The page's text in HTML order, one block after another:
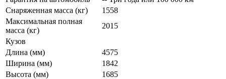
Снаряженная масса (кг)
1558
Максимальная полная
масса (кг)
2015
Кузов
Длина (мм)
4575
Ширина (мм)
1842
Высота (мм)
1685